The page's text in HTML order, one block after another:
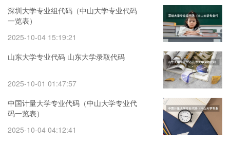
深圳大学专业组代码（中山大学专业代码
一览表）
2025-10-04 15:19:21
山东大学专业代码 山东大学录取代码
2025-10-01 01:47:57
中国计量大学专业代码（中山大学专业代
码一览表）
2025-10-04 04:12:41